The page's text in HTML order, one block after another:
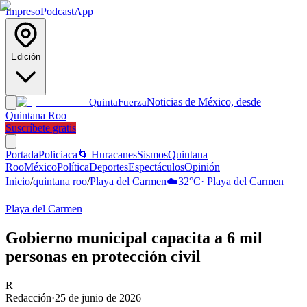
ImpresoPodcastApp
Edición
QuintaFuerzaNoticias de México, desde
Quintana Roo
Suscríbete gratis
PortadaPoliciaca 🌀 HuracanesSismosQuintana
RooMéxicoPolíticaDeportesEspectáculosOpinión
Inicio/quintana roo/Playa del Carmen☁️32°C· Playa del Carmen
Playa del Carmen
Gobierno municipal capacita a 6 mil
personas en protección civil
R
Redacción·25 de junio de 2026